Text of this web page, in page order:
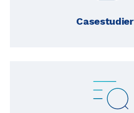
Casestudier